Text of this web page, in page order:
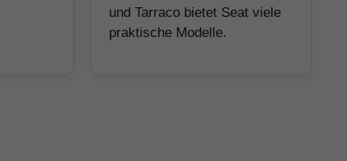
und Tarraco bietet Seat viele
praktische Modelle.